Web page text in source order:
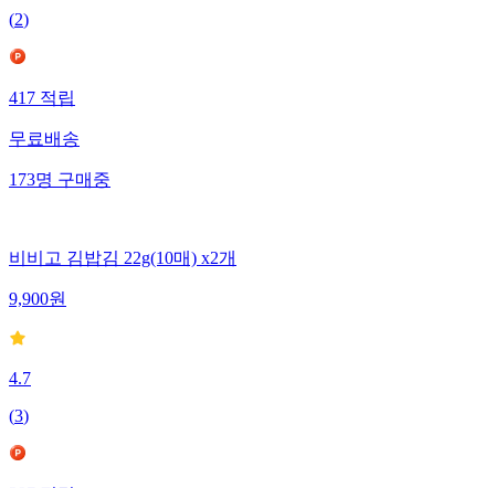
(2)
417적립
무료배송
173명구매중
비비고 김밥김 22g(10매) x2개
9,900원
4.7
(3)